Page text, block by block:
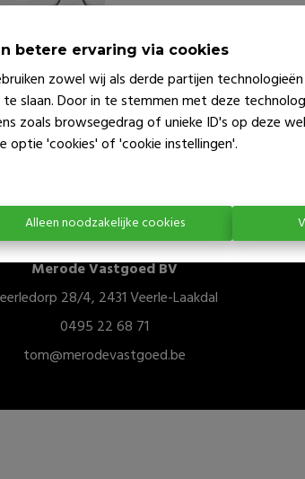
betere ervaring via cookies
zowel wij als derde partijen
slaan. Door in te stemmen met deze
zoals browsegedrag of unieke ID's op deze
optie 'cookies' of 'cookie instellingen'.
Alleen noodzakelijke cookies
Te
Merode Vastgoed BV
28/4, 2431 Veerle-Laakdal
0495 22 68 71
tom@merodevastgoed.be